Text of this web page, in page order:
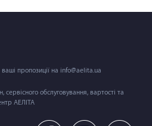
пропозиції на info@aelita.ua
сервісного обслуговування, вартості та
АЕЛІТА